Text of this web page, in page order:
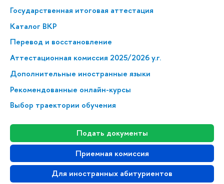
Государственная итоговая аттестация
Каталог ВКР
Перевод и восстановление
Аттестационная комиссия 2025/2026 у.г.
Дополнительные иностранные языки
Рекомендованные онлайн-курсы
Выбор траектории обучения
Подать документы
Приемная комиссия
Для иностранных абитуриентов